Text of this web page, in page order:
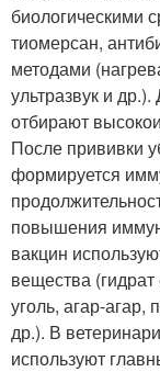
биологическими
тиомерсан,
методами
ультразвук и
отбирают
После прививки
формируется
повышения
вакцин
вещества
уголь, агар-
др.). В
используют